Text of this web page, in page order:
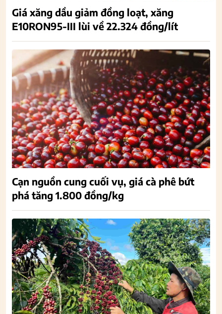
Giá xăng dầu giảm đồng loạt, xăng
E10RON95-III lùi về 22.324 đồng/lít
Cạn nguồn cung cuối vụ, giá cà phê bứt
phá tăng 1.800 đồng/kg